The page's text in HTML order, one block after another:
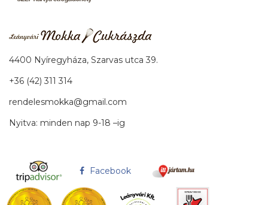
4400 Nyíregyháza, Szarvas utca 39.
+36 (42) 311 314
rendelesmokka@gmail.com
Nyitva: minden nap 9-18 –ig
Facebook